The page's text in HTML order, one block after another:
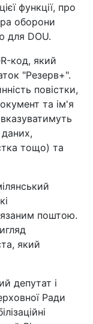
функції, про
оборони
для DOU.
код, який
"Резерв+".
повістки,
та ім'я
тощо) та
поштою.
який
депутат і
Ради